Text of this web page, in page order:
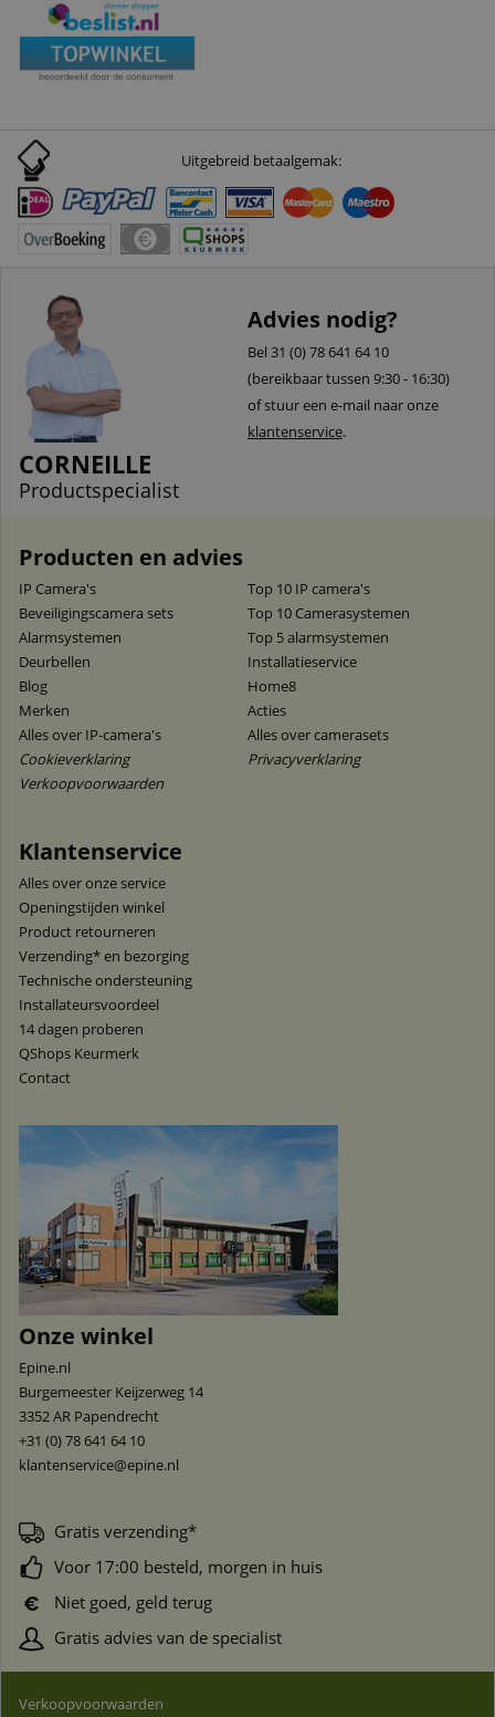
Uitgebreid betaalgemak:
CORNEILLE
Productspecialist
Advies nodig?
Bel 31 (0) 78 641 64 10
(bereikbaar tussen 9:30 - 16:30)
of stuur een e-mail naar onze
klantenservice.
Producten en advies
IP Camera's
Top 10 IP camera's
Beveiligingscamera sets
Top 10 Camerasystemen
Alarmsystemen
Top 5 alarmsystemen
Deurbellen
Installatieservice
Blog
Home8
Merken
Acties
Alles over IP-camera's
Alles over camerasets
Cookieverklaring
Privacyverklaring
Verkoopvoorwaarden
Klantenservice
Alles over onze service
Openingstijden winkel
Product retourneren
Verzending* en bezorging
Technische ondersteuning
Installateursvoordeel
14 dagen proberen
QShops Keurmerk
Contact
Onze winkel
Epine.nl
Burgemeester Keijzerweg 14
3352 AR Papendrecht
+31 (0) 78 641 64 10
klantenservice@epine.nl
Gratis verzending*
Voor 17:00 besteld, morgen in huis
Niet goed, geld terug
Gratis advies van de specialist
Verkoopvoorwaarden